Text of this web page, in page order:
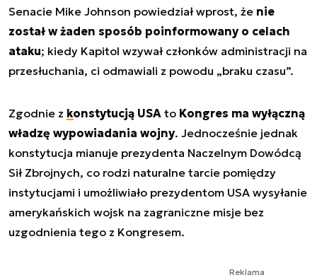
Senacie Mike Johnson powiedział wprost, że nie
został w żaden sposób poinformowany o celach
ataku; kiedy Kapitol wzywał członków administracji na
przesłuchania, ci odmawiali z powodu „braku czasu”.
Zgodnie z konstytucją USA to Kongres ma wyłączną
władzę wypowiadania wojny. Jednocześnie jednak
konstytucja mianuje prezydenta Naczelnym Dowódcą
Sił Zbrojnych, co rodzi naturalne tarcie pomiędzy
instytucjami i umożliwiało prezydentom USA wysyłanie
amerykańskich wojsk na zagraniczne misje bez
uzgodnienia tego z Kongresem.
Reklama